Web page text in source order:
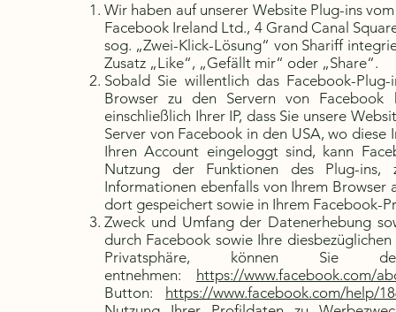
Wir haben auf unserer Website Plug-ins
Facebook Ireland Ltd., 4 Grand Canal
sog. „Zwei-Klick-Lösung“ von Shariff
Zusatz „Like“, „Gefällt mir“ oder „Share“.
Sobald Sie willentlich das Facebook-
Browser zu den Servern von
einschließlich Ihrer IP, dass Sie unsere
Server von Facebook in den USA, wo
Ihren Account eingeloggt sind, kann
Nutzung der Funktionen des Plug-ins,
Informationen ebenfalls von Ihrem
dort gespeichert sowie in Ihrem Facebook-
Zweck und Umfang der Datenerhebung
durch Facebook sowie Ihre
Privatsphäre, können Sie
entnehmen:
https://www.facebook.com/
Button: https://www.facebook.com/help/